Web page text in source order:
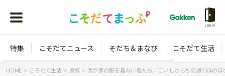
LOGIN
特集 こそだてニュース そだち＆まなび こそだて生活
HOME こそだて生活 家族 我が家の服を着ない者たち／こいしさんちの週刊ほの